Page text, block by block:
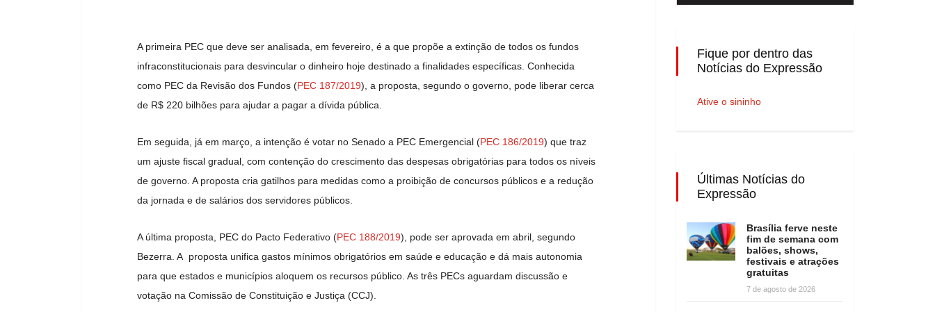
A primeira PEC que deve ser analisada, em fevereiro, é a que propõe a extinção de todos os fundos
infraconstitucionais para desvincular o dinheiro hoje destinado a finalidades específicas. Conhecida
como PEC da Revisão dos Fundos (PEC 187/2019), a proposta, segundo o governo, pode liberar cerca
de R$ 220 bilhões para ajudar a pagar a dívida pública.
Em seguida, já em março, a intenção é votar no Senado a PEC Emergencial (PEC 186/2019) que traz
um ajuste fiscal gradual, com contenção do crescimento das despesas obrigatórias para todos os níveis
de governo. A proposta cria gatilhos para medidas como a proibição de concursos públicos e a redução
da jornada e de salários dos servidores públicos.
A última proposta, PEC do Pacto Federativo (PEC 188/2019), pode ser aprovada em abril, segundo
Bezerra. A proposta unifica gastos mínimos obrigatórios em saúde e educação e dá mais autonomia
para que estados e municípios aloquem os recursos público. As três PECs aguardam discussão e
votação na Comissão de Constituição e Justiça (CCJ).
Fique por dentro das
Notícias do Expressão
Ative o sininho
Últimas Notícias do
Expressão
Brasília ferve neste
fim de semana com
balões, shows,
festivais e atrações
gratuitas
7 de agosto de 2026